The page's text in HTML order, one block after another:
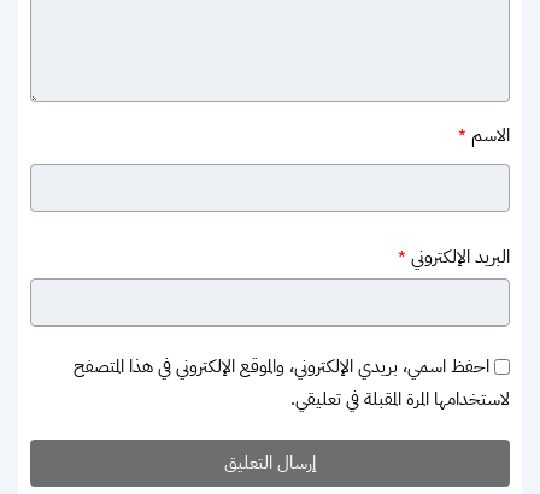
الاسم *
البريد الإلكتروني *
احفظ اسمي، بريدي الإلكتروني، والموقع الإلكتروني في هذا المتصفح
لاستخدامها المرة المقبلة في تعليقي.